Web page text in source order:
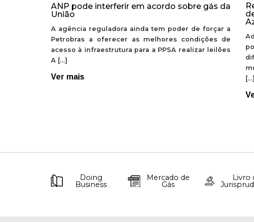
ANP pode interferir em acordo sobre gás da
União
A agência reguladora ainda tem poder de forçar a
Petrobras a oferecer as melhores condições de
acesso à infraestrutura para a PPSA realizar leilões
A […]
Ver mais
[…]
Doing
Business
Mercado de
Gás
Livro